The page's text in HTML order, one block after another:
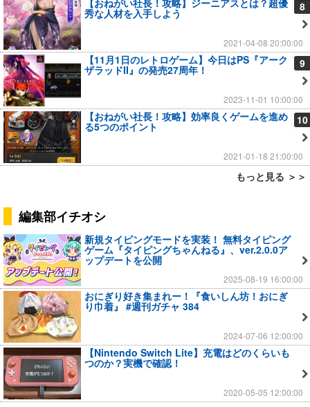
8
秀な人材を入手しよう
2021-04-08 20:00:00
9
【11月1日のレトロゲーム】今日はPS『アーク
ザラッドII』の発売27周年！
2023-11-01 10:00:00
10
【おねがい社長！攻略】効率良くゲームを進め
る5つのポイント
2021-01-18 21:00:00
もっと見る ＞＞
編集部イチオシ
新規タイピングモードを実装！ 無料タイピング
ゲーム『タイピングちゃんねる』、ver.2.0.0ア
ップデートを公開
2025-08-19 16:00:00
おにぎり好き集まれー！『食いしん坊！おにぎ
り巾着』 #週刊ガチャ 384
2024-07-06 12:00:00
【Nintendo Switch Lite】充電はどのくらいも
つのか？実機で確認！
2020-05-05 12:00:00